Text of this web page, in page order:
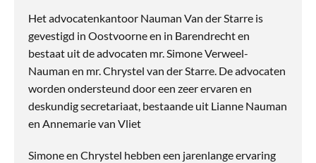
Het advocatenkantoor Nauman Van der Starre is
gevestigd in Oostvoorne en in Barendrecht en
bestaat uit de advocaten mr. Simone Verweel-
Nauman en mr. Chrystel van der Starre. De advocaten
worden ondersteund door een zeer ervaren en
deskundig secretariaat, bestaande uit Lianne Nauman
en Annemarie van Vliet
Simone en Chrystel hebben een jarenlange ervaring